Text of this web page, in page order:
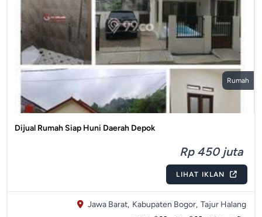
Rumah
Dijual Rumah Siap Huni Daerah Depok
Rp 450 juta
LIHAT IKLAN
Jawa Barat, Kabupaten Bogor, Tajur Halang